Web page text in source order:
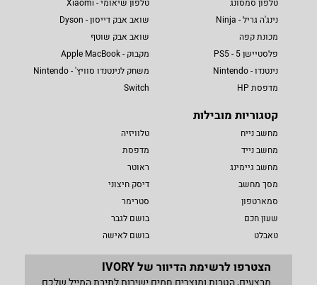
טלפון סמסונג
נינג'ה גריל - Ninja
מכונת קפה
פלסטיישן 5 - PS5
נינטנדו - Nintendo
מדפסת HP
טלפון שיאומי - Xiaomi
שואב אבק דייסון - Dyson
שואב אבק שוטף
מקבוק - Apple MacBook
משחק לנינטנדו סוויץ' - Nintendo
Switch
קטגוריות מובילות
מחשב נייח
מחשב נייד
מחשב גיימינג
מסך מחשב
סמארטפון
שעון חכם
טאבלט
טלוויזיה
מדפסת
ראוטר
דיסק חיצוני
סטרימר
בושם לגבר
בושם לאישה
הצטרפו לרשימת הדיוור של IVORY